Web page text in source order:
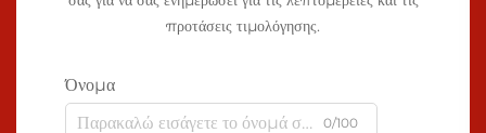
προτάσεις τιμολόγησης.
Όνομα
0/100